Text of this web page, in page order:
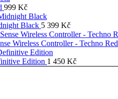
999 Kč
Black 5 399 Kč
Wireless Controller - Techno Red
Edition 1 450 Kč